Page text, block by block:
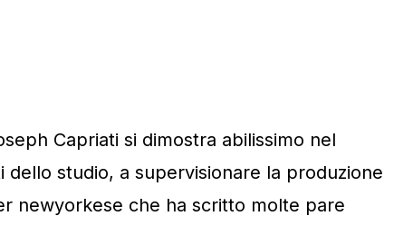
Capriati si dimostra abilissimo nel
dello studio, a supervisionare la produzione
newyorkese che ha scritto molte pare